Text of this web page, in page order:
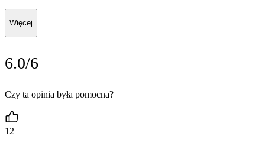
Więcej
6.0/6
Czy ta opinia była pomocna?
12